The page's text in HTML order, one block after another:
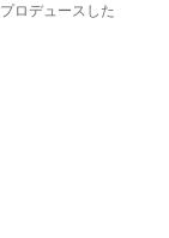
ロデュースした